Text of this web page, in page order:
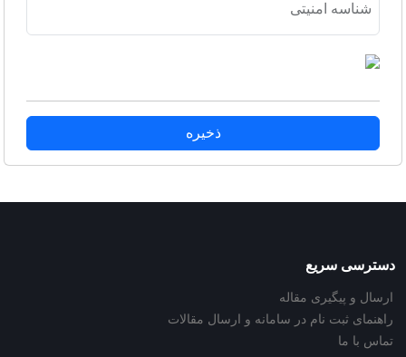
شناسه امنیتی
ذخیره
دسترسی سریع
ارسال و پیگیری مقاله
راهنمای ثبت نام در سامانه و ارسال مقالات
تماس با ما